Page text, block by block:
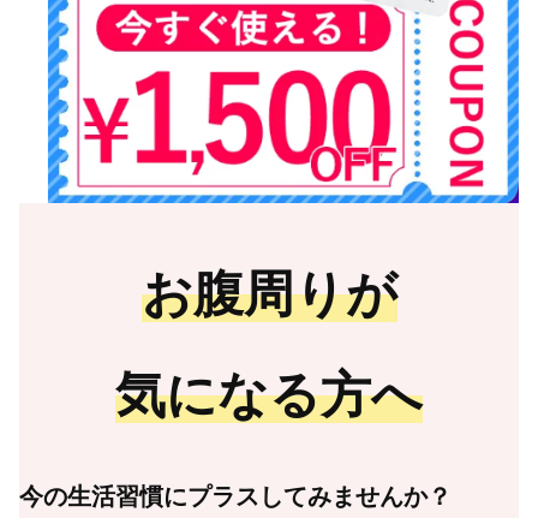
お腹周りが
気になる方へ
今の生活習慣にプラスしてみませんか？